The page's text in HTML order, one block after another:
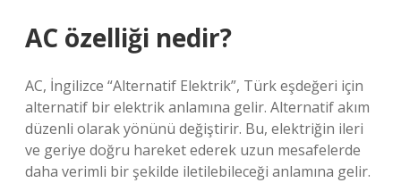
AC özelliği nedir?
AC, İngilizce “Alternatif Elektrik”, Türk eşdeğeri için
alternatif bir elektrik anlamına gelir. Alternatif akım
düzenli olarak yönünü değiştirir. Bu, elektriğin ileri
ve geriye doğru hareket ederek uzun mesafelerde
daha verimli bir şekilde iletilebileceği anlamına gelir.